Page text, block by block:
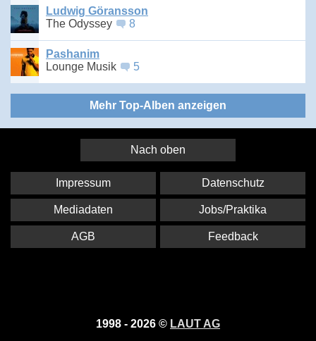
Ludwig Göransson
The Odyssey
8
Pashanim
Lounge Musik
5
Mehr Top-Alben anzeigen
Nach oben
1998 - 2026 © LAUT AG
Impressum Datenschutz
Mediadaten Jobs/Praktika
AGB Feedback